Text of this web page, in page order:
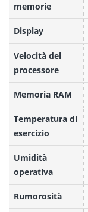
memorie
Display
Velocità del
processore
Memoria RAM
Temperatura di
esercizio
Umidità
operativa
Rumorosità